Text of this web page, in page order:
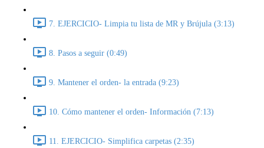
7. EJERCICIO- Limpia tu lista de MR y Brújula (3:13)
8. Pasos a seguir (0:49)
9. Mantener el orden- la entrada (9:23)
10. Cómo mantener el orden- Información (7:13)
11. EJERCICIO- Simplifica carpetas (2:35)